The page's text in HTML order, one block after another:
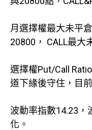
月選擇權最大未平
20800， CALL最大
選擇權Put/Call
道下緣後守住，目
波動率指數14.23，
化。